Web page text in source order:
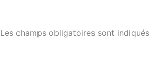
Les champs obligatoires sont indiqués